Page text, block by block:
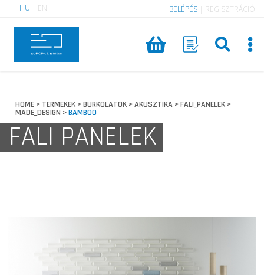
HU EN BELÉPÉS REGISZTRÁCIÓ
HOME > TERMEKEK >BURKOLATOK >AKUSZTIKA >FALI_PANELEK >
MADE_DESIGN >BAMBOO
FALI PANELEK